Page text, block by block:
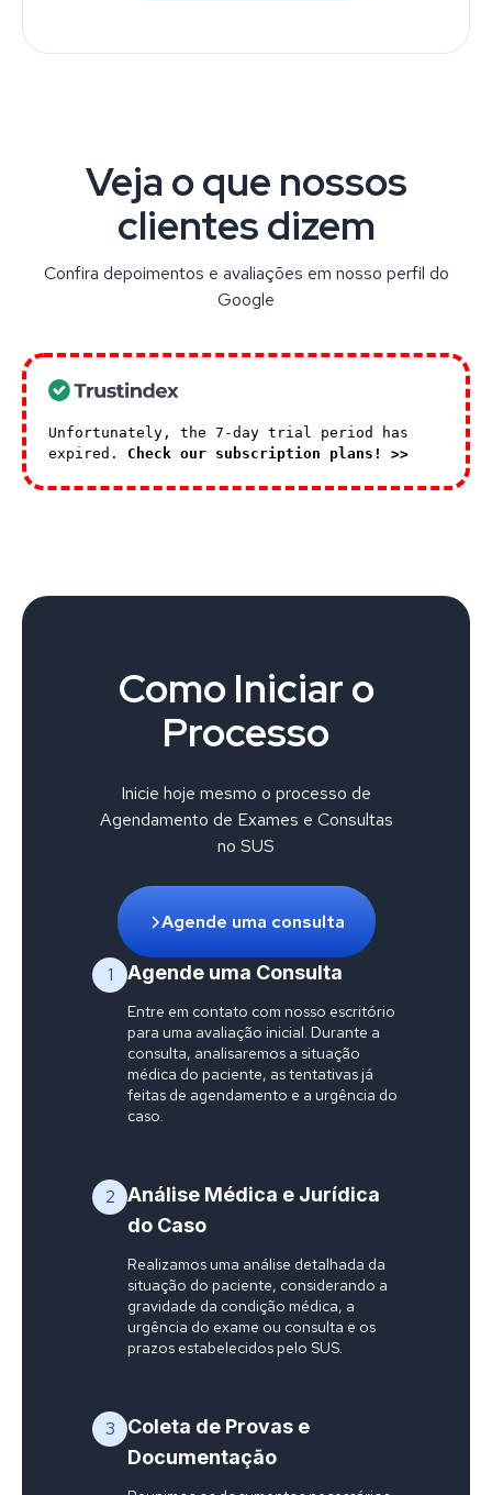
Veja o que nossos
clientes dizem
Confira depoimentos e avaliações em nosso perfil do
Google
Unfortunately, the 7-day trial period has
expired. Check our subscription plans! >>
Como Iniciar o
Processo
Inicie hoje mesmo o processo de
Agendamento de Exames e Consultas
no SUS
Agende uma consulta
1 Agende uma Consulta
Entre em contato com nosso escritório
para uma avaliação inicial. Durante a
consulta, analisaremos a situação
médica do paciente, as tentativas já
feitas de agendamento e a urgência do
caso.
2 Análise Médica e Jurídica
do Caso
Realizamos uma análise detalhada da
situação do paciente, considerando a
gravidade da condição médica, a
urgência do exame ou consulta e os
prazos estabelecidos pelo SUS.
3
Coleta de Provas e
Documentação